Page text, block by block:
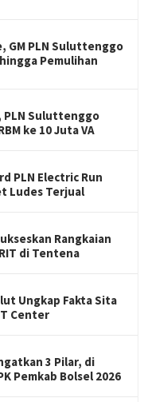
GM PLN Suluttenggo
Pemulihan
Suluttenggo
ke 10 Juta VA
PLN Electric Run
Ludes Terjual
Rangkaian
di Tentena
Ungkap Fakta Sita
Center
3 Pilar, di
Pemkab Bolsel 2026